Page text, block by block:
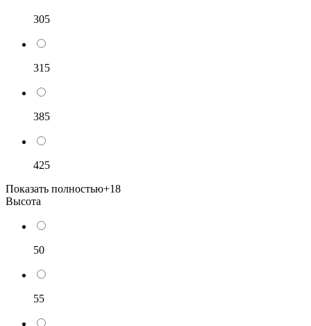
305
315
385
425
Показать полностью+18
Высота
50
55